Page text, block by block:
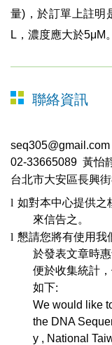
量) ，於訂單上註
L ，濃度應大於5μM 。
聯絡資訊
seq305@gmail.com
02-33665089 黃怡
台北市大安區長興街
l 如對本中心提供之
來信告之。
l 懇請您將有使用我
於發表文章時
便於收集統計
如下:
We would like
the DNA
y , National